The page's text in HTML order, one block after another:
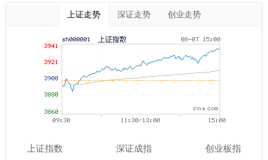
上证走势 深证走势 创业走势
上证指数 深证成指 创业板指